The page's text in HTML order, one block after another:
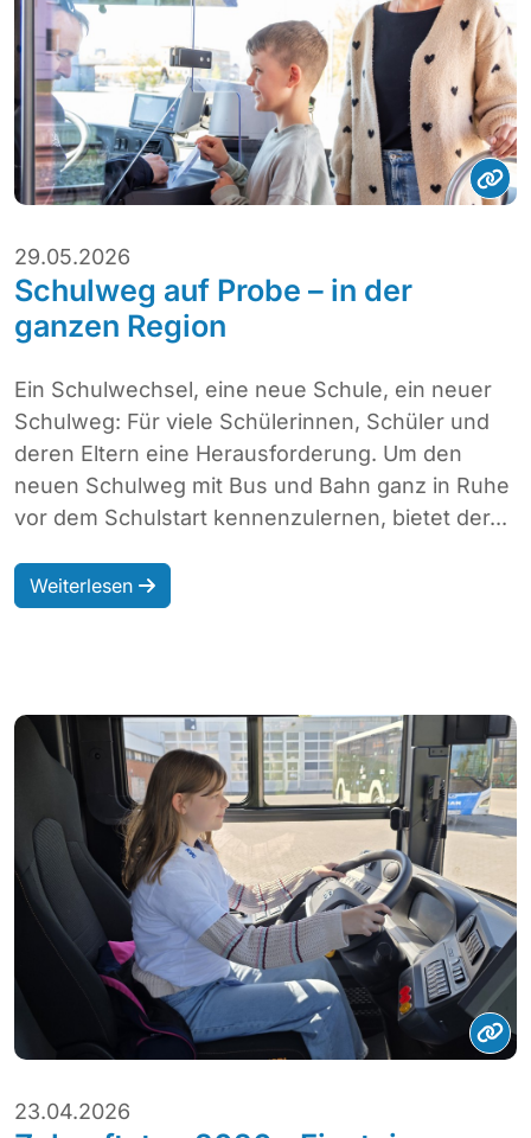
29.05.2026
Schulweg auf Probe – in der
ganzen Region
Ein Schulwechsel, eine neue Schule, ein neuer
Schulweg: Für viele Schülerinnen, Schüler und
deren Eltern eine Herausforderung. Um den
neuen Schulweg mit Bus und Bahn ganz in Ruhe
vor dem Schulstart kennenzulernen, bietet der...
Weiterlesen
23.04.2026